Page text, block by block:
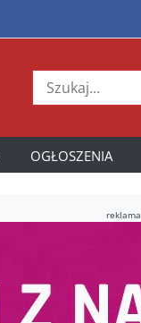
OGŁOSZENIA
reklama